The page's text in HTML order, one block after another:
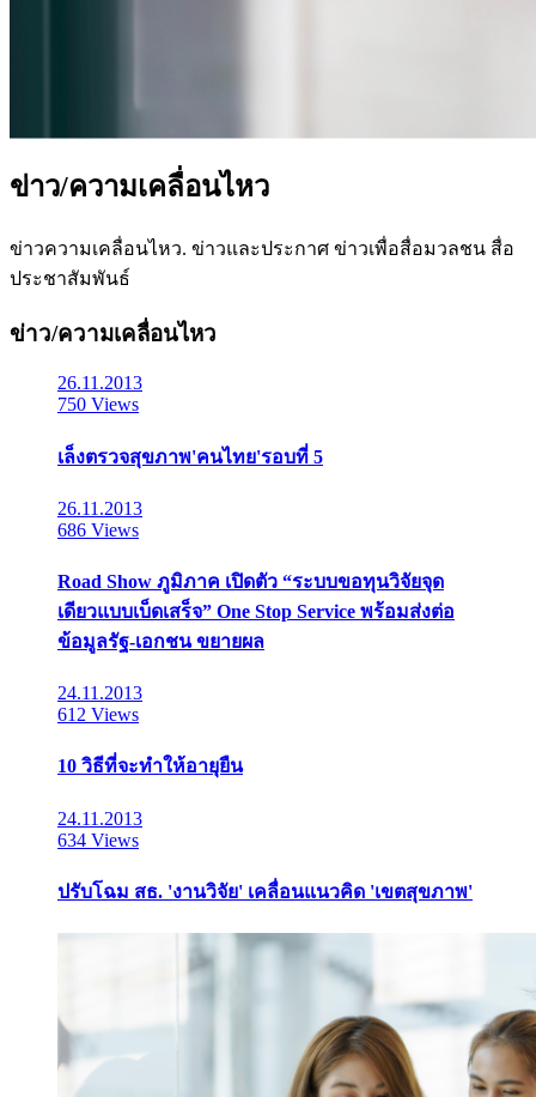
ข่าว/ความเคลื่อนไหว
ข่าวความเคลื่อนไหว. ข่าวและประกาศ ข่าวเพื่อสื่อมวลชน สื่อ
ประชาสัมพันธ์
ข่าว/ความเคลื่อนไหว
26.11.2013
750 Views
เล็งตรวจสุขภาพ'คนไทย'รอบที่ 5
26.11.2013
686 Views
Road Show ภูมิภาค เปิดตัว “ระบบขอทุนวิจัยจุด
เดียวแบบเบ็ดเสร็จ” One Stop Service พร้อมส่งต่อ
ข้อมูลรัฐ-เอกชน ขยายผล
24.11.2013
612 Views
10 วิธีที่จะทำให้อายุยืน
24.11.2013
634 Views
ปรับโฉม สธ. 'งานวิจัย' เคลื่อนแนวคิด 'เขตสุขภาพ'